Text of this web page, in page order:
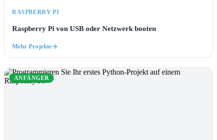
RASPBERRY PI
Raspberry Pi von USB oder Netzwerk booten
Mehr Projekte
ANFÄNGER